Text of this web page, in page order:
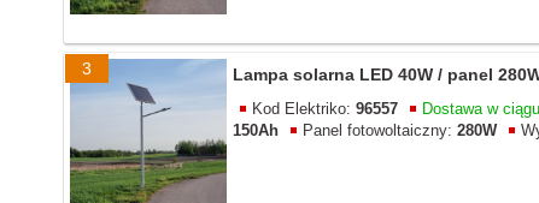
3 Lampa solarna LED 40W / panel
Kod Elektriko: 96557 Dostawa w ciągu
150Ah
Panel fotowoltaiczny: 280W